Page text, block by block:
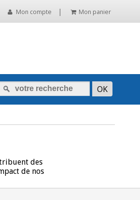
Mon compte | Mon panier
des
de nos